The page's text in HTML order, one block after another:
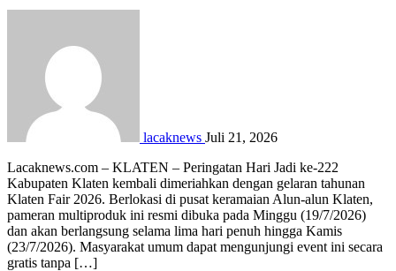
lacaknews Juli 21, 2026
Lacaknews.com – KLATEN – Peringatan Hari Jadi ke-222
Kabupaten Klaten kembali dimeriahkan dengan gelaran tahunan
Klaten Fair 2026. Berlokasi di pusat keramaian Alun-alun Klaten,
pameran multiproduk ini resmi dibuka pada Minggu (19/7/2026)
dan akan berlangsung selama lima hari penuh hingga Kamis
(23/7/2026). Masyarakat umum dapat mengunjungi event ini secara
gratis tanpa […]